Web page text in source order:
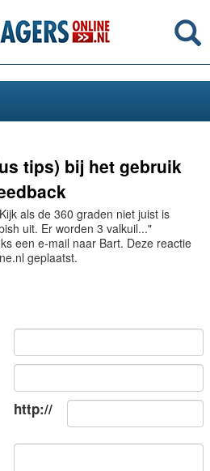
tips) bij het gebruik
als de 360 graden niet juist is
uit. Er worden 3 valkuil..."
een e-mail naar Bart. Deze reactie
geplaatst.
http://